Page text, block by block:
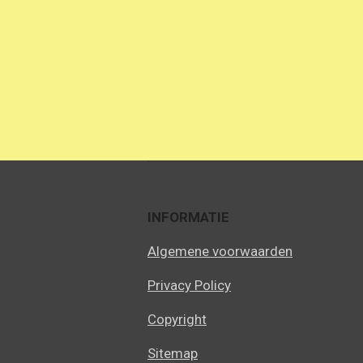
INFORMATIE
Algemene voorwaarden
Privacy Policy
Copyright
Sitemap